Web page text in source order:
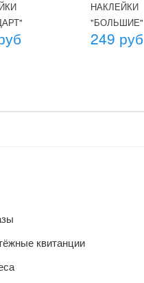
НАКЛЕЙКИ
"БОЛЬШИЕ"
249 руб
квитанции